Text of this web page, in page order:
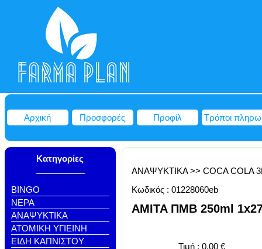
Αρχική Προσφορές Προφίλ Τρόποι
Κατηγορίες
BINGO
NEΡΑ
ΑΝΑΨΥΚΤΙΚΑ
ΑΤΟΜΙΚΗ ΥΓΙΕΙΝΗ
ΕΙΔΗ ΚΑΠΝΙΣΤΟΥ
ΑΝΑΨΥΚΤΙΚΑ>> COCA COLA
Κωδικός : 01228060eb
AMITA ΠΜΒ 250ml
Τιμή : 0,00 €